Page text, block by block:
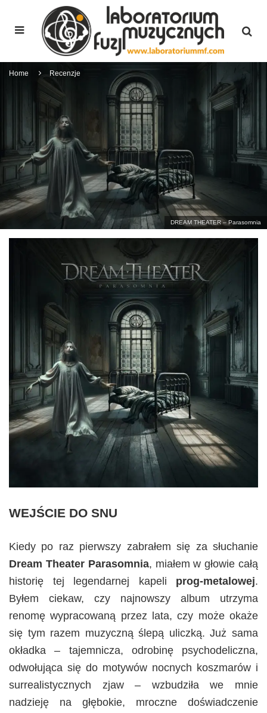
Home Recenzje
DREAM THEATER – Parasomnia
WEJŚCIE DO SNU
Kiedy po raz pierwszy zabrałem się za słuchanie
Dream Theater Parasomnia, miałem w głowie całą
historię tej legendarnej kapeli prog-metalowej.
Byłem ciekaw, czy najnowszy album utrzyma
renomę wypracowaną przez lata, czy może okaże
się tym razem muzyczną ślepą uliczką. Już sama
okładka – tajemnicza, odrobinę psychodeliczna,
odwołująca się do motywów nocnych koszmarów i
surrealistycznych zjaw – wzbudziła we mnie
nadzieję na głębokie, mroczne doświadczenie